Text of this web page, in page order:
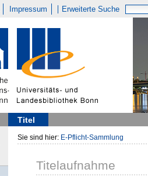
Impressum Erweiterte Suche
Titel
Sie sind hier: E-Pflicht-Sammlung
Titelaufnahme